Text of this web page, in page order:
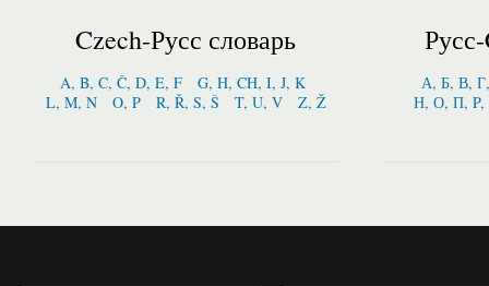
Czech-Русс словарь
A, B, C, Č, D, E, F
G, H, CH, I, J, K
L, M, N
O, P R, Ř, S, Š T, U, V Z, Ž
А, Б, В,
Н, О, П,